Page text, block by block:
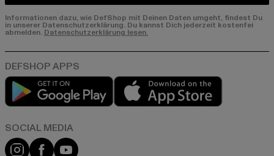
Informationen dazu, wie DefShop mit Deinen Daten umgeht, findest Du
in unserer Datenschutzerklärung. Du kannst Dich jederzeit kostenfei
abmelden. Datenschutzerklärung lesen.
Play market
Instagram
FacebookYouTube